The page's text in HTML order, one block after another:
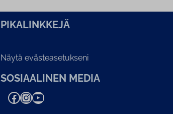
PI­KA­LINK­KE­JÄ
Näytä evästeasetukseni
SOSIAALINEN MEDIA
Facebook InstagramYouTube